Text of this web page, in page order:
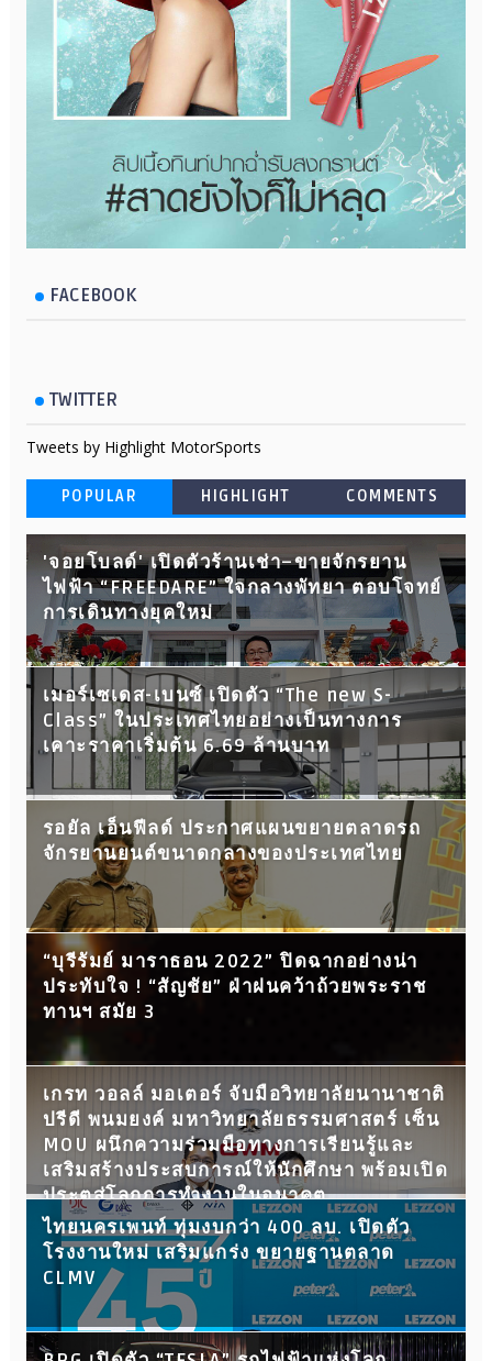
FACEBOOK
TWITTER
Tweets by Highlight MotorSports
POPULAR HIGHLIGHT COMMENTS
'จอยโบลด์' เปิดตัวร้านเช่า–ขายจักรยาน
ไฟฟ้า “FREEDARE” ใจกลางพัทยา ตอบโจทย์
การเดินทางยุคใหม่
เมอร์เซเดส-เบนซ์ เปิดตัว “The new S-
Class” ในประเทศไทยอย่างเป็นทางการ
เคาะราคาเริ่มต้น 6.69 ล้านบาท
รอยัล เอ็นฟีลด์ ประกาศแผนขยายตลาดรถ
จักรยานยนต์ขนาดกลางของประเทศไทย
“บุรีรัมย์ มาราธอน 2022” ปิดฉากอย่างน่า
ประทับใจ ! “สัญชัย” ฝ่าฝนคว้าถ้วยพระราช
ทานฯ สมัย 3
เกรท วอลล์ มอเตอร์ จับมือวิทยาลัยนานาชาติ
ปรีดี พนมยงค์ มหาวิทยาลัยธรรมศาสตร์ เซ็น
MOU ผนึกความร่วมมือทางการเรียนรู้และ
เสริมสร้างประสบการณ์ให้นักศึกษา พร้อมเปิด
ประตูสู่โลกการทำงานในอนาคต
ไทยนครเพนท์ ทุ่มงบกว่า 400 ลบ. เปิดตัว
โรงงานใหม่ เสริมแกร่ง ขยายฐานตลาด
CLMV